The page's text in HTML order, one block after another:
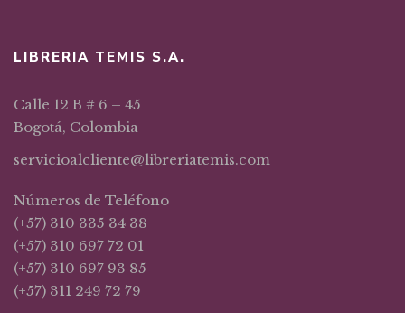
LIBRERIA TEMIS S.A.
Calle 12 B # 6 – 45
Bogotá, Colombia
servicioalcliente@libreriatemis.com
Números de Teléfono
(+57) 310 335 34 38
(+57) 310 697 72 01
(+57) 310 697 93 85
(+57) 311 249 72 79